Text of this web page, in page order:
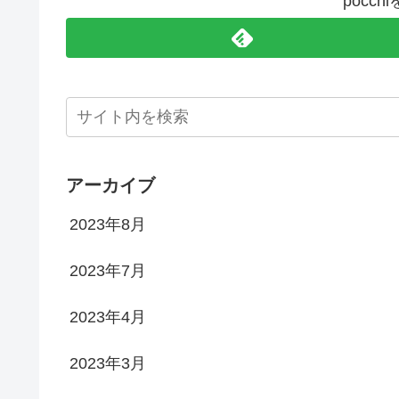
アーカイブ
2023年8月
2023年7月
2023年4月
2023年3月